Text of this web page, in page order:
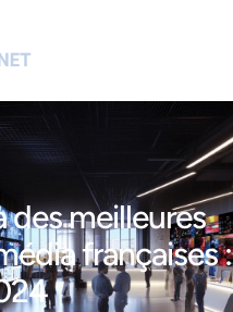
des meilleures
françaises :